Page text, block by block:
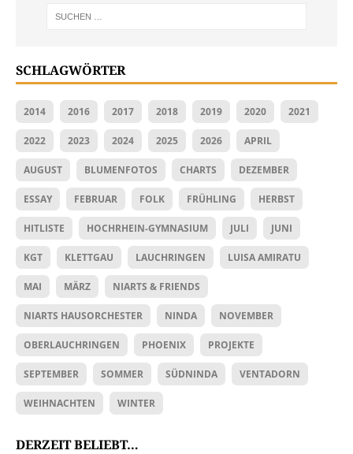
SCHLAGWÖRTER
2014 2016 2017 2018 2019 2020 2021
2022 2023 2024 2025 2026 APRIL
AUGUST BLUMENFOTOS CHARTS DEZEMBER
ESSAY FEBRUAR FOLK FRÜHLING HERBST
HITLISTE HOCHRHEIN-GYMNASIUM JULI JUNI
KGT KLETTGAU LAUCHRINGEN LUISA AMIRATU
MAI MÄRZ NIARTS & FRIENDS
NIARTS HAUSORCHESTER NINDA NOVEMBER
OBERLAUCHRINGEN PHOENIX PROJEKTE
SEPTEMBER SOMMER SÜDNINDA VENTADORN
WEIHNACHTEN WINTER
DERZEIT BELIEBT…